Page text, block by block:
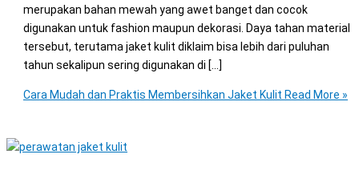
merupakan bahan mewah yang awet banget dan cocok
digunakan untuk fashion maupun dekorasi. Daya tahan material
tersebut, terutama jaket kulit diklaim bisa lebih dari puluhan
tahun sekalipun sering digunakan di […]
Cara Mudah dan Praktis Membersihkan Jaket Kulit Read More »